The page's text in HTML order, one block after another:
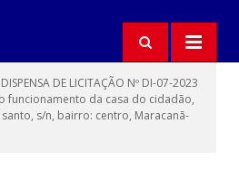
DISPENSA DE LICITAÇÃO Nº DI-07-2023
funcionamento da casa do cidadão,
s/n, bairro: centro, Maracanã-